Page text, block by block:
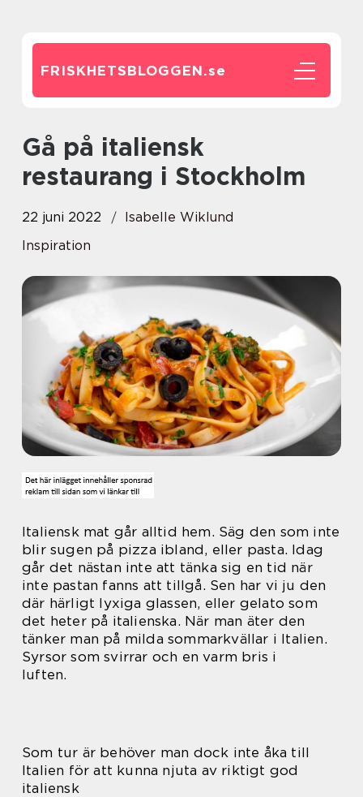
FRISKHETSBLOGGEN.se
Gå på italiensk
restaurang i Stockholm
22 juni 2022
Isabelle Wiklund
Inspiration
Italiensk mat går alltid hem. Säg den som inte
blir sugen på pizza ibland, eller pasta. Idag
går det nästan inte att tänka sig en tid när
inte pastan fanns att tillgå. Sen har vi ju den
där härligt lyxiga glassen, eller gelato som
det heter på italienska. När man äter den
tänker man på milda sommarkvällar i Italien.
Syrsor som svirrar och en varm bris i
luften.
Som tur är behöver man dock inte åka till
Italien för att kunna njuta av riktigt god
italiensk